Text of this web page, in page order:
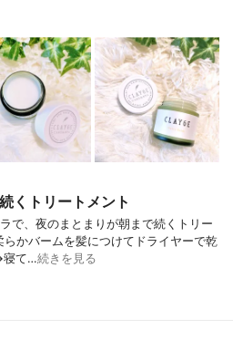
くトリートメント
で、夜のまとまりが朝まで続くトリー
らかバームを髪につけてドライヤーで乾
寝て…続きを見る